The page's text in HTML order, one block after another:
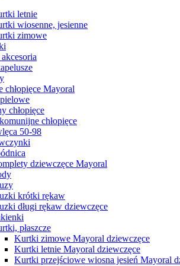
letnie
wiosenne, jesienne
zimowe
chłopięce Mayoral
chłopięce
chłopięce
50-98
dziewczęce Mayoral
krótki rękaw
długi rękaw dziewczęce
płaszcze
Kurtki zimowe Mayoral dziewczęce
Kurtki letnie Mayoral dziewczęce
Kurtki przejściowe wiosna jesień Mayoral